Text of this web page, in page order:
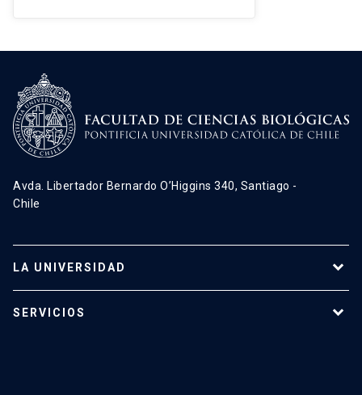
Avda. Libertador Bernardo O’Higgins 340, Santiago -
Chile
LA UNIVERSIDAD
SERVICIOS